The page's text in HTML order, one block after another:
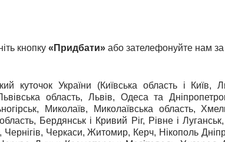
кнопку « Придбати» або зателефонуйте нам
куточок України (Київська область і Київ,
область, Львів, Одеса та
Миколаїв, Миколаївська область,
Бердянськ і Кривий Ріг, Рівне і
Черкаси, Житомир, Керч, Нікополь